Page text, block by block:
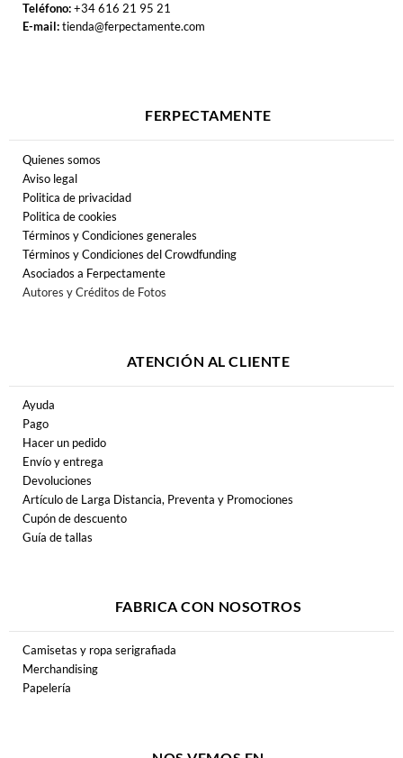
Teléfono:+34 616 21 95 21
E-mail:tienda@ferpectamente.com
FERPECTAMENTE
Quienes somos
Aviso legal
Politica de privacidad
Politica de cookies
Términos y Condiciones generales
Términos y Condiciones del Crowdfunding
Asociados a Ferpectamente
Autores y Créditos de Fotos
ATENCIÓN AL CLIENTE
Ayuda
Pago
Hacer un pedido
Envío y entrega
Devoluciones
Artículo de Larga Distancia, Preventa y Promociones
Cupón de descuento
Guía de tallas
FABRICA CON NOSOTROS
Camisetas y ropa serigrafiada
Merchandising
Papelería